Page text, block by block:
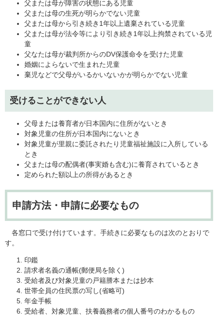
父または母が障害の状態にある児童
父または母の生死が明らかでない児童
父または母から引き続き1年以上遺棄されている児童
父または母が法令等により引き続き1年以上拘禁されている児
童
父なたは母が裁判所からのDV保護命令を受けた児童
婚姻によらないで生まれた児童
棄児などで父母がいるかいないかが明らかでない児童
受けることができない人
父母または養育者が日本国内に住所がないとき
対象児童の住所が日本国内にないとき
対象児童が里親に委託されたり児童福祉施設に入所している
とき
父または母の配偶者(事実婚も含む)に養育されているとき
定められた額以上の所得があるとき
申請方法・申請に必要なもの
各窓口で受け付けています。手続きに必要なものは次のとおりで
す。
印鑑
請求者名義の通帳(郵便局を除く)
受給者及び対象児童の戸籍謄本または抄本
世帯全員の住民票の写し(省略可)
年金手帳
受給者、対象児童、扶養義務者の個人番号のわかるもの